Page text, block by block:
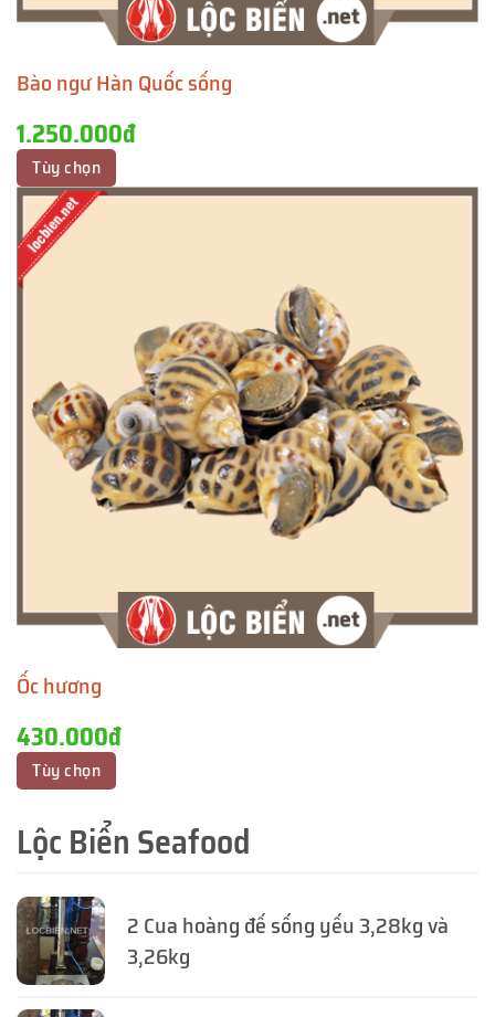
Bào ngư Hàn Quốc sống
1.250.000đ
Tùy chọn
Ốc hương
430.000đ
Tùy chọn
Lộc Biển Seafood
2 Cua hoàng đế sống yếu 3,28kg và
3,26kg